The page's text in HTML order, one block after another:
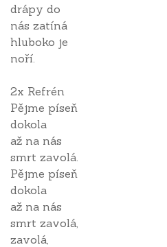
drápy do
nás zatíná
hluboko je
noří.
2x Refrén
Pějme píseň
dokola
až na nás
smrt zavolá.
Pějme píseň
dokola
až na nás
smrt zavolá,
zavolá,